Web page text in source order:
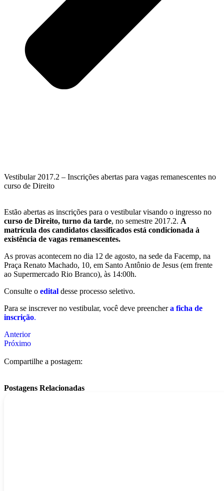
Vestibular 2017.2 – Inscrições abertas para vagas remanescentes no
curso de Direito
Estão abertas as inscrições para o vestibular visando o ingresso no
curso de Direito, turno da tarde, no semestre 2017.2. A
matrícula dos candidatos classificados está condicionada à
existência de vagas remanescentes.
As provas acontecem no dia 12 de agosto, na sede da Facemp, na
Praça Renato Machado, 10, em Santo Antônio de Jesus (em frente
ao Supermercado Rio Branco), às 14:00h.
Consulte o edital desse processo seletivo.
Para se inscrever no vestibular, você deve preenchera ficha de
inscrição.
Anterior
Próximo
Compartilhe a postagem:
Postagens Relacionadas